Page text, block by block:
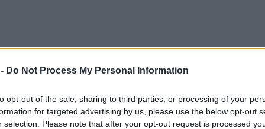
Do Not Process My Personal Information
opt-out of the sale, sharing to third parties, or processing of your
for targeted advertising by us, please use the below opt-out
selection. Please note that after your opt-out request is processed